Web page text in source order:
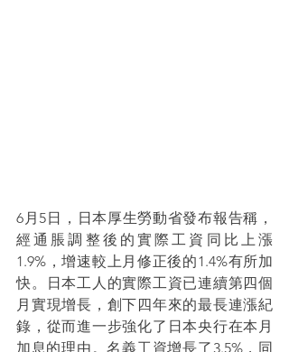
6月5日，日本厚生勞動省發布報告稱，
經通脹調整後的實際工資同比上漲
1.9%，增速較上月修正後的1.4%有所加
快。日本工人的實際工資已連續第四個
月實現增長，創下四年來的最長連漲紀
錄，從而進一步強化了日本央行在本月
加息的理由。名義工資增長了3.5%，同